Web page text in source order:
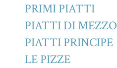
PRIMI PIATTI
PIATTI DI MEZZO
PIATTI PRINCIPE
LE PIZZE